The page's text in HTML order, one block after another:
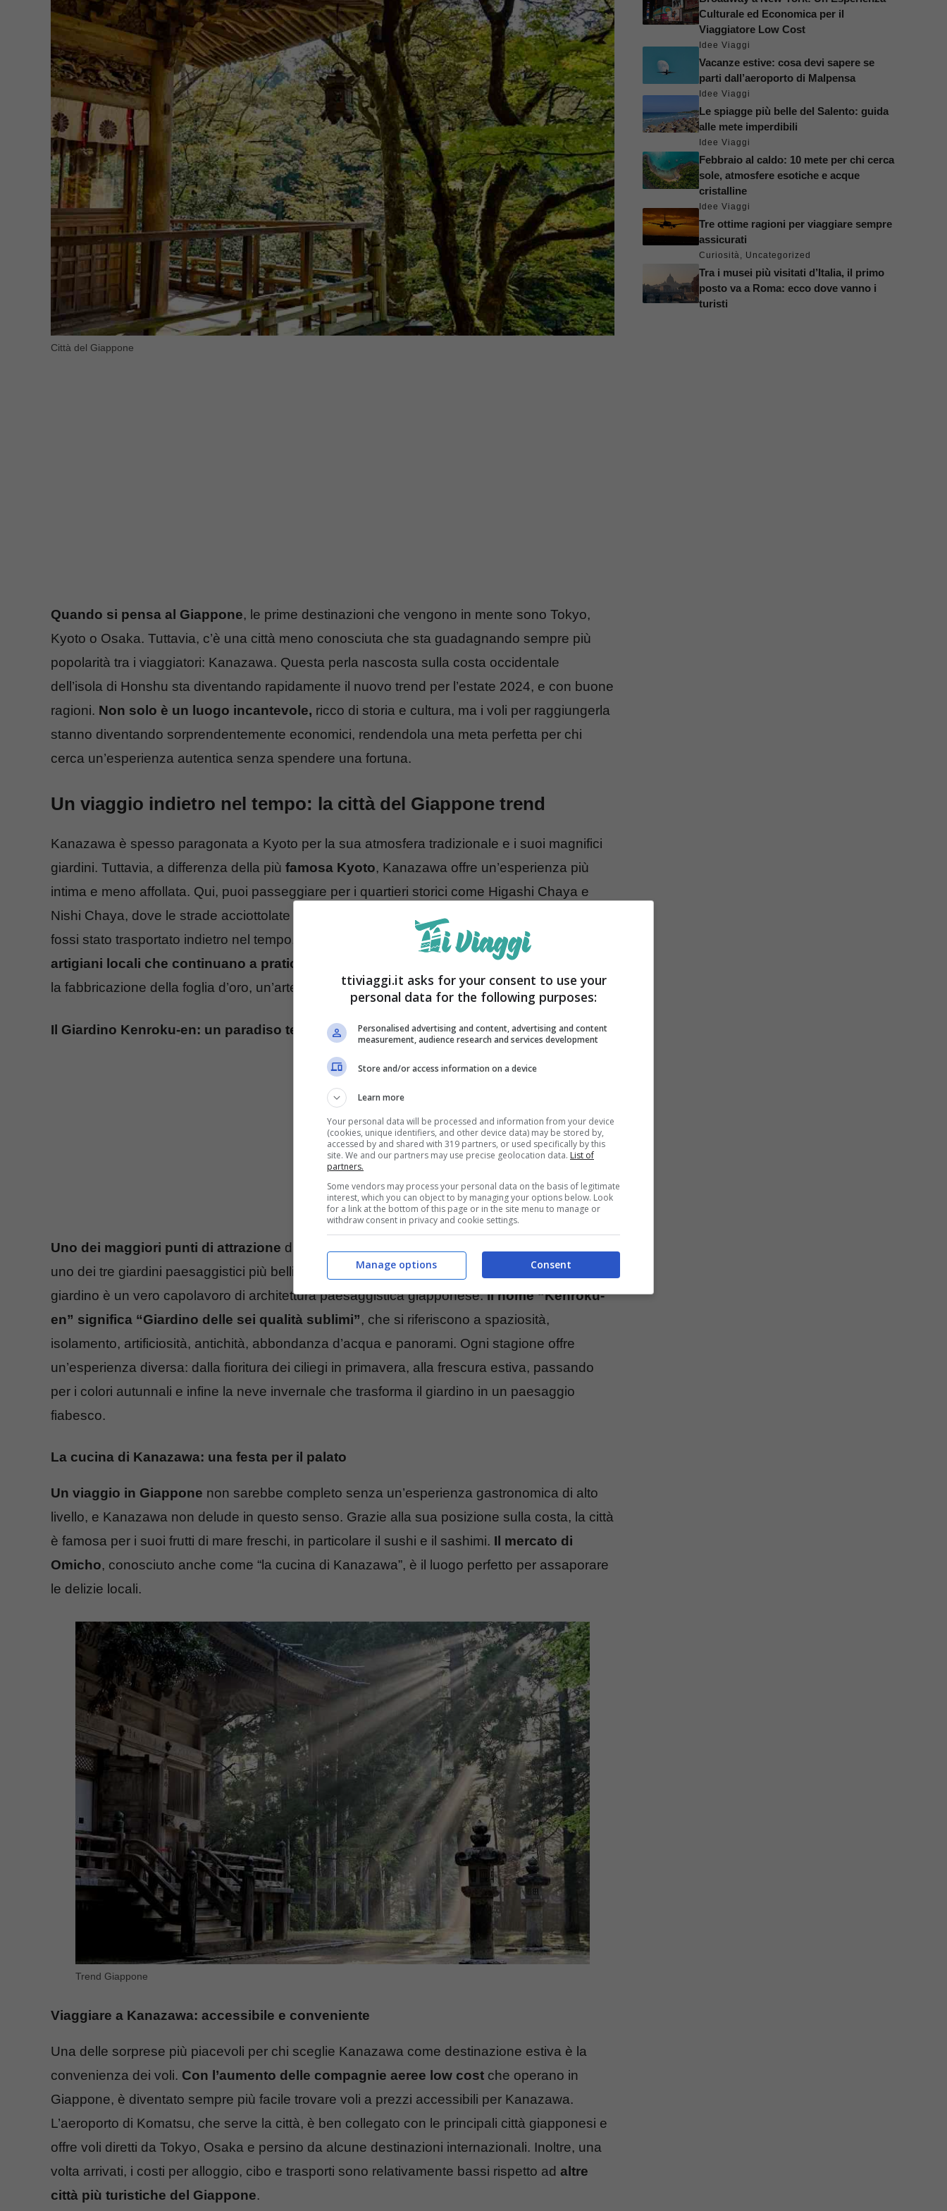
Città del Giappone
Quando si pensa al Giappone, le prime destinazioni che vengono in mente sono Tokyo,
Kyoto o Osaka. Tuttavia, c’è una città meno conosciuta che sta guadagnando sempre più
popolarità tra i viaggiatori: Kanazawa. Questa perla nascosta sulla costa occidentale
dell’isola di Honshu sta diventando rapidamente il nuovo trend per l’estate 2024, e con buone
ragioni. Non solo è un luogo incantevole, ricco di storia e cultura, ma i voli per raggiungerla
stanno diventando sorprendentemente economici, rendendola una meta perfetta per chi
cerca un’esperienza autentica senza spendere una fortuna.
Un viaggio indietro nel tempo: la città del Giappone trend
Kanazawa è spesso paragonata a Kyoto per la sua atmosfera tradizionale e i suoi magnifici
giardini. Tuttavia, a differenza della più famosa Kyoto, Kanazawa offre un’esperienza più
intima e meno affollata. Qui, puoi passeggiare per i quartieri storici come Higashi Chaya e
Nishi Chaya, dove le strade acciottolate e le antiche case da tè ti faranno sentire come se
fossi stato trasportato indietro nel tempo. Questi quartieri sono ancora vivi e vibranti, con
artigiani locali che continuano a praticare
mestieri antichi come la laccatura, la ceramica e
la fabbricazione della foglia d’oro, un’arte per cui Kanazawa è famosa in tutto il Giappone.
Il Giardino Kenroku-en: un paradiso terrestre
Uno dei maggiori punti di attrazione di Kanazawa è il Giardino Kenroku-en, considerato
uno dei tre giardini paesaggistici più belli del Giappone. Aperto al pubblico nel 1871, questo
giardino è un vero capolavoro di architettura paesaggistica giapponese.Il nome “Kenroku-
en” significa “Giardino delle sei qualità sublimi”, che si riferiscono a spaziosità,
isolamento, artificiosità, antichità, abbondanza d’acqua e panorami. Ogni stagione offre
un’esperienza diversa: dalla fioritura dei ciliegi in primavera, alla frescura estiva, passando
per i colori autunnali e infine la neve invernale che trasforma il giardino in un paesaggio
fiabesco.
La cucina di Kanazawa: una festa per il palato
Un viaggio in Giappone non sarebbe completo senza un’esperienza gastronomica di alto
livello, e Kanazawa non delude in questo senso. Grazie alla sua posizione sulla costa, la città
è famosa per i suoi frutti di mare freschi, in particolare il sushi e il sashimi. Il mercato di
Omicho, conosciuto anche come “la cucina di Kanazawa”, è il luogo perfetto per assaporare
le delizie locali.
Trend Giappone
Viaggiare a Kanazawa: accessibile e conveniente
Una delle sorprese più piacevoli per chi sceglie Kanazawa come destinazione estiva è la
convenienza dei voli. Con l’aumento delle compagnie aeree low cost che operano in
Giappone, è diventato sempre più facile trovare voli a prezzi accessibili per Kanazawa.
L’aeroporto di Komatsu, che serve la città, è ben collegato con le principali città giapponesi e
offre voli diretti da Tokyo, Osaka e persino da alcune destinazioni internazionali. Inoltre, una
volta arrivati, i costi per alloggio, cibo e trasporti sono relativamente bassi rispetto ad altre
città più turistiche del Giappone.
Culturale ed Economica per il
Viaggiatore Low Cost
Idee Viaggi
Vacanze estive: cosa devi sapere se
parti dall’aeroporto di Malpensa
Idee Viaggi
Le spiagge più belle del Salento: guida
alle mete imperdibili
Idee Viaggi
Febbraio al caldo: 10 mete per chi cerca
sole, atmosfere esotiche e acque
cristalline
Idee Viaggi
Tre ottime ragioni per viaggiare sempre
assicurati
Curiosità, Uncategorized
Tra i musei più visitati d’Italia, il primo
posto va a Roma: ecco dove vanno i
turisti
ttiviaggi.it asks for your consent to use your
personal data for the following purposes:
Personalised advertising and content, advertising and content
measurement, audience research and services development
Store and/or access information on a device
Learn more
Your personal data will be processed and information from your device
(cookies, unique identifiers, and other device data) may be stored by,
accessed by and shared with 319 partners, or used specifically by this
site. We and our partners may use precise geolocation data. List of
partners.
Some vendors may process your personal data on the basis of legitimate
interest, which you can object to by managing your options below. Look
for a link at the bottom of this page or in the site menu to manage or
withdraw consent in privacy and cookie settings.
Consent
Manage options